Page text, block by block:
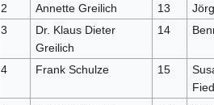
2
Annette Greilich 13
3
Dr. Klaus Dieter
Greilich
14
4 Frank Schulze 15